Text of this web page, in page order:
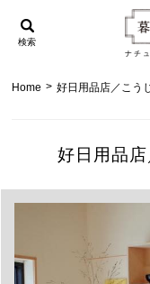
ナチ
検索
Home > 好日用品店／こう
好日用品